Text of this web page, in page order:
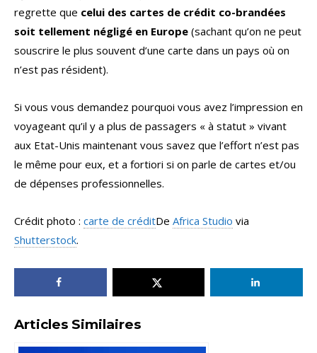
regrette que celui des cartes de crédit co-brandées
soit tellement négligé en Europe (sachant qu’on ne peut
souscrire le plus souvent d’une carte dans un pays où on
n’est pas résident).
Si vous vous demandez pourquoi vous avez l’impression en
voyageant qu’il y a plus de passagers « à statut » vivant
aux Etat-Unis maintenant vous savez que l’effort n’est pas
le même pour eux, et a fortiori si on parle de cartes et/ou
de dépenses professionnelles.
Crédit photo : carte de créditDe Africa Studio via
Shutterstock.
Articles Similaires